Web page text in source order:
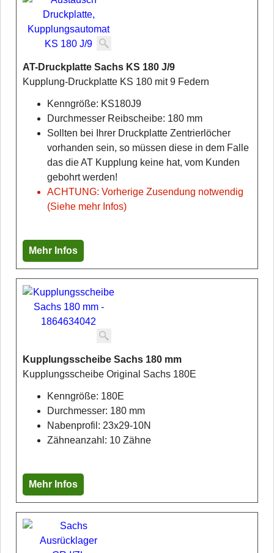
AT-Druckplatte Sachs KS 180 J/9
Kupplung-Druckplatte KS 180 mit 9 Federn
Kenngröße: KS180J9
Durchmesser Reibscheibe: 180 mm
Sollten bei Ihrer Druckplatte Zentrierlöcher
vorhanden sein, so müssen diese in dem Falle
das die AT Kupplung keine hat, vom Kunden
gebohrt werden!
ACHTUNG: Vorherige Zusendung notwendig
(Siehe mehr Infos)
Mehr Infos
Kupplungsscheibe Sachs 180 mm
Kupplungsscheibe Original Sachs 180E
Kenngröße: 180E
Durchmesser: 180 mm
Nabenprofil: 23x29-10N
Zähneanzahl: 10 Zähne
Mehr Infos